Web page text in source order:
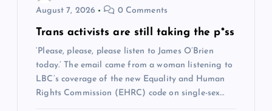
August 7, 2026
0 Comments
Trans activists are still taking the p*ss
‘Please, please, please listen to James O’Brien
today.’ The email came from a woman listening to
LBC’s coverage of the new Equality and Human
Rights Commission (EHRC) code on single-sex…